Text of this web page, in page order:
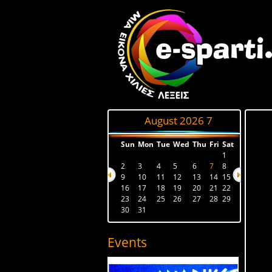
August 2026 7
Sun Mon Tue Wed Thu Fri Sat
1
2
3 4 5 6 7
8
9
10 11 12 13 14 15
16
17 18 19 20 21
22
23
24 25 26 27 28 29
30
31
Events